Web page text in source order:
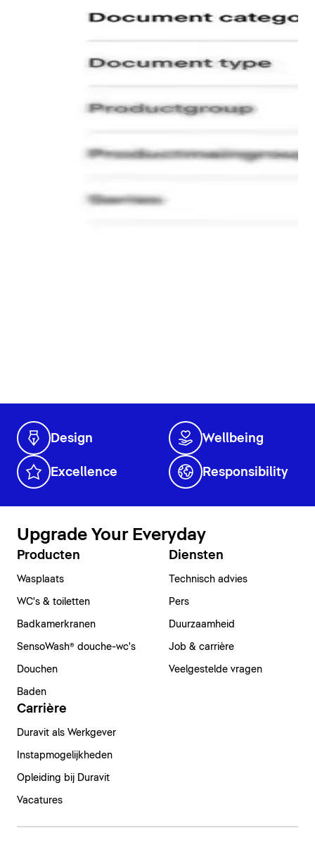
Design Wellbeing
Excellence Responsibility
Upgrade Your Everyday
Producten
Wasplaats
WC's & toiletten
Badkamerkranen
SensoWash® douche-wc's
Douchen
Baden
Diensten
Technisch advies
Pers
Duurzaamheid
Job & carrière
Veelgestelde vragen
Carrière
Duravit als Werkgever
Instapmogelijkheden
Opleiding bij Duravit
Vacatures